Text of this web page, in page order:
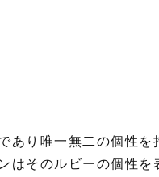
あり唯一無二の個性
はそのルビーの個性